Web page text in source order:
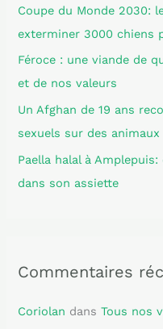
e
r
:
Coupe du Monde 2030:
exterminer 3000 chiens
Féroce : une viande de
et de nos valeurs
Un Afghan de 19 ans
sexuels sur des
Paella halal à
dans son assiette
Commentaires
Coriolan dansTous nos